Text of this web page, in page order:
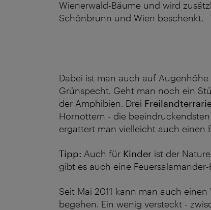
Wienerwald-Bäume und wird
Schönbrunn und Wien beschenkt.
Dabei ist man auch auf
Grünspecht. Geht man noch ein
der Amphibien. Drei
Hornottern - die
ergattert man vielleicht auch einen
Tipp: Auch für Kinder ist der
gibt es auch eine
Seit Mai 2011 kann man auch einen
begehen. Ein wenig versteckt -